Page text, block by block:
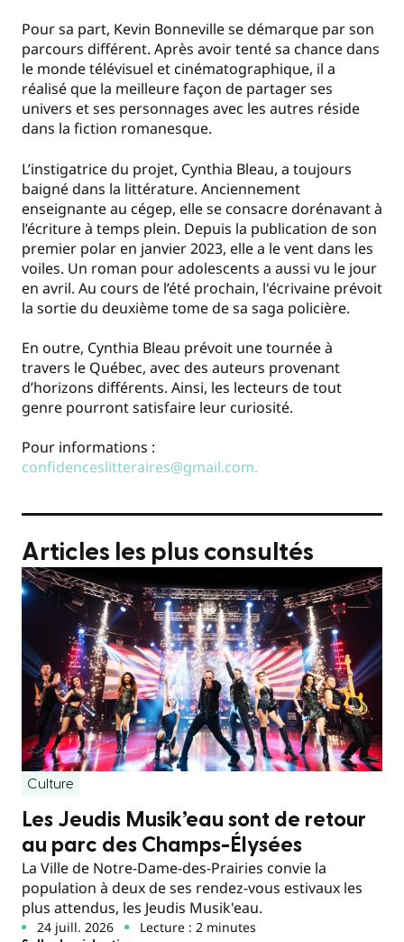
Pour sa part, Kevin Bonneville se démarque par son
parcours différent. Après avoir tenté sa chance dans
le monde télévisuel et cinématographique, il a
réalisé que la meilleure façon de partager ses
univers et ses personnages avec les autres réside
dans la fiction romanesque.
L’instigatrice du projet, Cynthia Bleau, a toujours
baigné dans la littérature. Anciennement
enseignante au cégep, elle se consacre dorénavant à
l’écriture à temps plein. Depuis la publication de son
premier polar en janvier 2023, elle a le vent dans les
voiles. Un roman pour adolescents a aussi vu le jour
en avril. Au cours de l’été prochain, l'écrivaine prévoit
la sortie du deuxième tome de sa saga policière.
En outre, Cynthia Bleau prévoit une tournée à
travers le Québec, avec des auteurs provenant
d’horizons différents. Ainsi, les lecteurs de tout
genre pourront satisfaire leur curiosité.
Pour informations :
confidenceslitteraires@gmail.com.
Articles les plus consultés
Culture
Les Jeudis Musik’eau sont de retour
au parc des Champs-Élysées
La Ville de Notre-Dame-des-Prairies convie la
population à deux de ses rendez-vous estivaux les
plus attendus, les Jeudis Musik'eau.
24 juill. 2026 Lecture : 2 minutes